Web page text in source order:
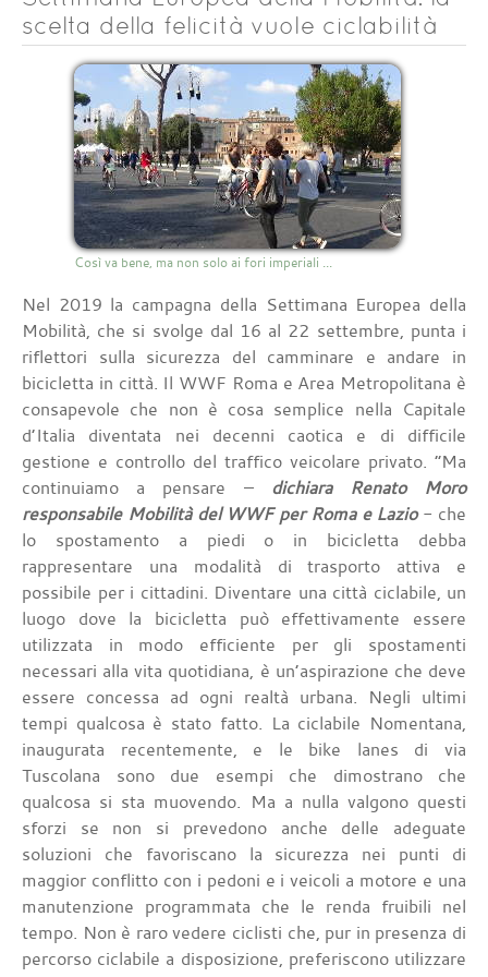
scelta della felicità vuole ciclabilità
Così va bene, ma non solo ai fori imperiali ...
Nel 2019 la campagna della Settimana Europea della
Mobilità, che si svolge dal 16 al 22 settembre, punta i
riflettori sulla sicurezza del camminare e andare in
bicicletta in città. Il WWF Roma e Area Metropolitana è
consapevole che non è cosa semplice nella Capitale
d’Italia diventata nei decenni caotica e di difficile
gestione e controllo del traffico veicolare privato. “Ma
continuiamo a pensare – dichiara Renato Moro
responsabile Mobilità del WWF per Roma e Lazio- che
lo spostamento a piedi o in bicicletta debba
rappresentare una modalità di trasporto attiva e
possibile per i cittadini. Diventare una città ciclabile, un
luogo dove la bicicletta può effettivamente essere
utilizzata in modo efficiente per gli spostamenti
necessari alla vita quotidiana, è un’aspirazione che deve
essere concessa ad ogni realtà urbana. Negli ultimi
tempi qualcosa è stato fatto. La ciclabile Nomentana,
inaugurata recentemente, e le bike lanes di via
Tuscolana sono due esempi che dimostrano che
qualcosa si sta muovendo. Ma a nulla valgono questi
sforzi se non si prevedono anche delle adeguate
soluzioni che favoriscano la sicurezza nei punti di
maggior conflitto con i pedoni e i veicoli a motore e una
manutenzione programmata che le renda fruibili nel
tempo. Non è raro vedere ciclisti che, pur in presenza di
percorso ciclabile a disposizione, preferiscono utilizzare